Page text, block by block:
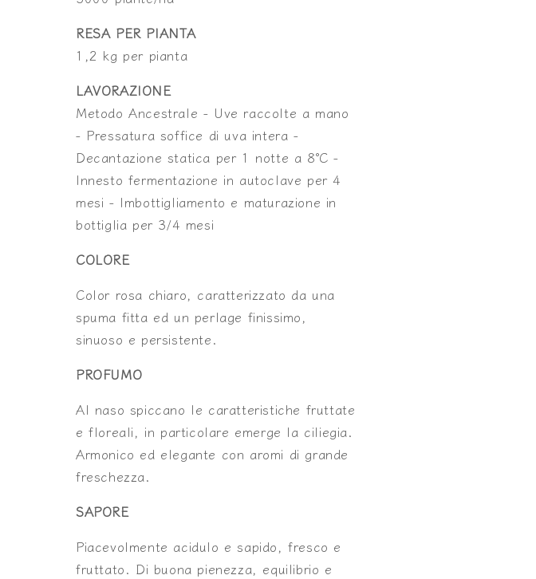
RESA PER PIANTA
1,2 kg per pianta
LAVORAZIONE
Metodo Ancestrale - Uve raccolte a mano
- Pressatura soffice di uva intera -
Decantazione statica per 1 notte a 8°C -
Innesto fermentazione in autoclave per 4
mesi - Imbottigliamento e maturazione in
bottiglia per 3/4 mesi
COLORE
Color rosa chiaro, caratterizzato da una
spuma fitta ed un perlage finissimo,
sinuoso e persistente.
PROFUMO
Al naso spiccano le caratteristiche fruttate
e floreali, in particolare emerge la ciliegia.
Armonico ed elegante con aromi di grande
freschezza.
SAPORE
Piacevolmente acidulo e sapido, fresco e
fruttato. Di buona pienezza, equilibrio e